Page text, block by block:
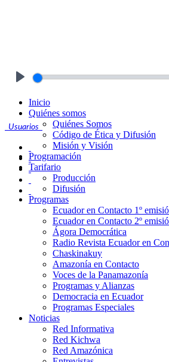
Usuarios
Inicio
Quiénes somos
Quiénes Somos
Código de Ética y Difusión
Misión y Visión
Programación
Tarifario
Producción
Difusión
Programas
Ecuador en Contacto 1º
Ecuador en Contacto 2º
Ágora Democrática
Radio Revista Ecuador en
Chaskinakuy
Amazonía en Contacto
Voces de la Panamazonía
Programas y Alianzas
Democracia en Ecuador
Programas Especiales
Noticias
Red Informativa
Red Kichwa
Red Amazónica